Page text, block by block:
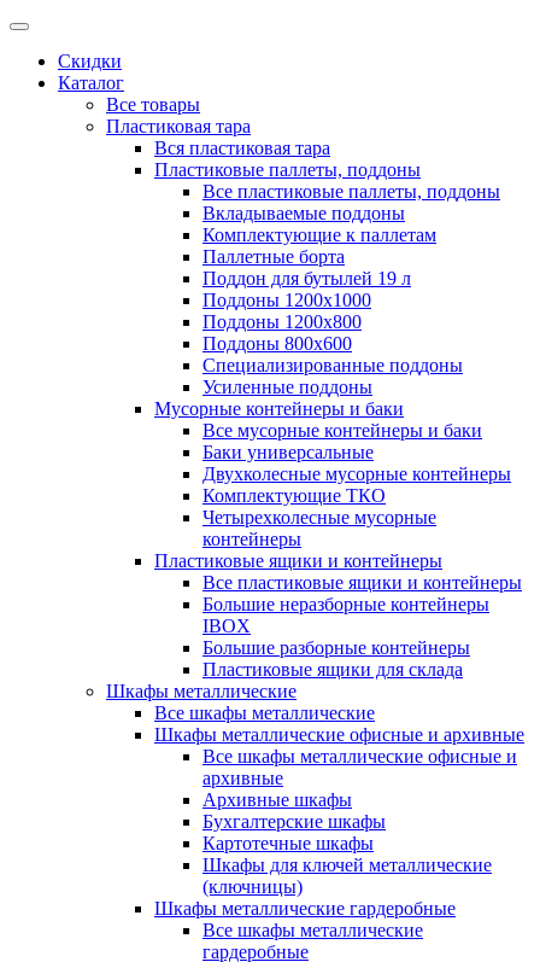
Скидки
Каталог
Все товары
Пластиковая тара
Вся пластиковая тара
Пластиковые паллеты, поддоны
Все пластиковые паллеты, поддоны
Вкладываемые поддоны
Комплектующие к паллетам
Паллетные борта
Поддон для бутылей 19 л
Поддоны 1200х1000
Поддоны 1200х800
Поддоны 800х600
Специализированные поддоны
Усиленные поддоны
Мусорные контейнеры и баки
Все мусорные контейнеры и баки
Баки универсальные
Двухколесные мусорные контейнеры
Комплектующие ТКО
Четырехколесные мусорные
контейнеры
Пластиковые ящики и контейнеры
Все пластиковые ящики и контейнеры
Большие неразборные контейнеры
IBOX
Большие разборные контейнеры
Пластиковые ящики для склада
Шкафы металлические
Все шкафы металлические
Шкафы металлические офисные и архивные
Все шкафы металлические офисные и
архивные
Архивные шкафы
Бухгалтерские шкафы
Картотечные шкафы
Шкафы для ключей металлические
(ключницы)
Шкафы металлические гардеробные
Все шкафы металлические
гардеробные